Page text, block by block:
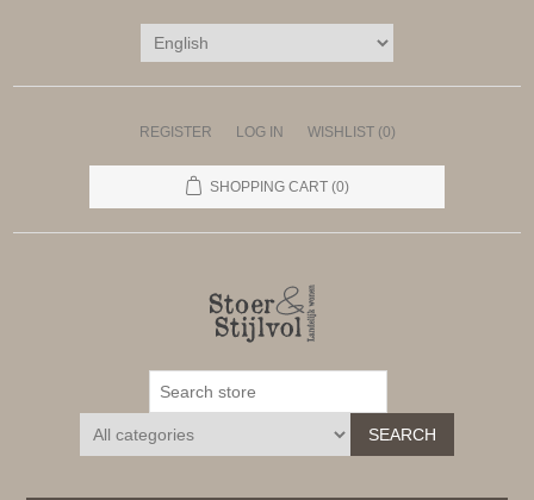
REGISTER LOG IN WISHLIST (0)
SHOPPING CART (0)
SEARCH